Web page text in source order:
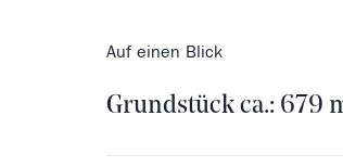
Auf einen Blick
Grundstück ca.: 679